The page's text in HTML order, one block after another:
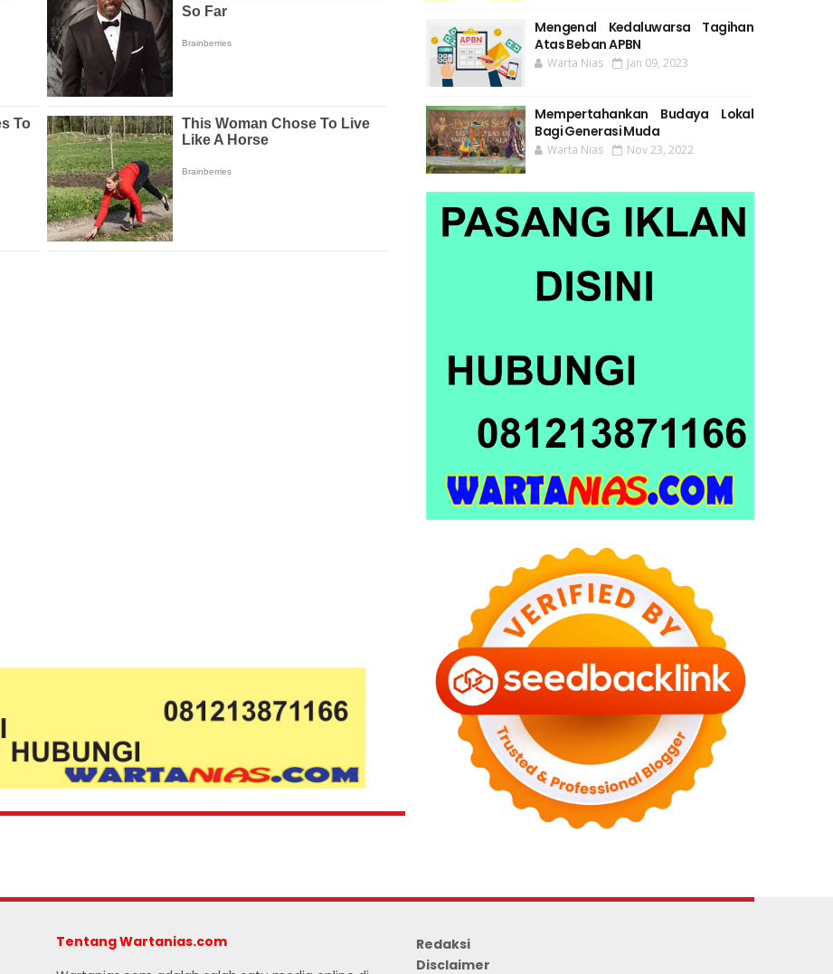
Mengenal Kedaluwarsa Tagihan
Atas Beban APBN
Warta Nias Jan 09, 2023
Mempertahankan Budaya Lokal
Bagi Generasi Muda
Warta Nias Nov 23, 2022
Tentang Wartanias.com
Redaksi
Disclaimer